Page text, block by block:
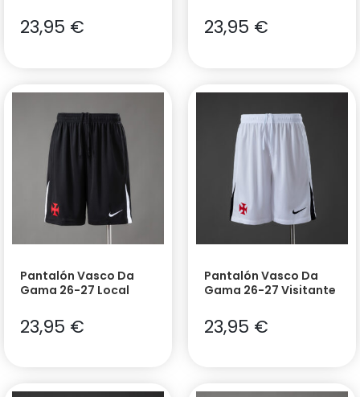
23,95 € 23,95 €
Pantalón Vasco Da
Gama 26-27 Local
23,95 €
Pantalón Vasco Da
Gama 26-27 Visitante
23,95 €